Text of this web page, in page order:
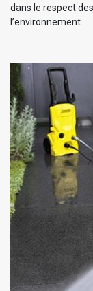
dans le respect
l’environnement.